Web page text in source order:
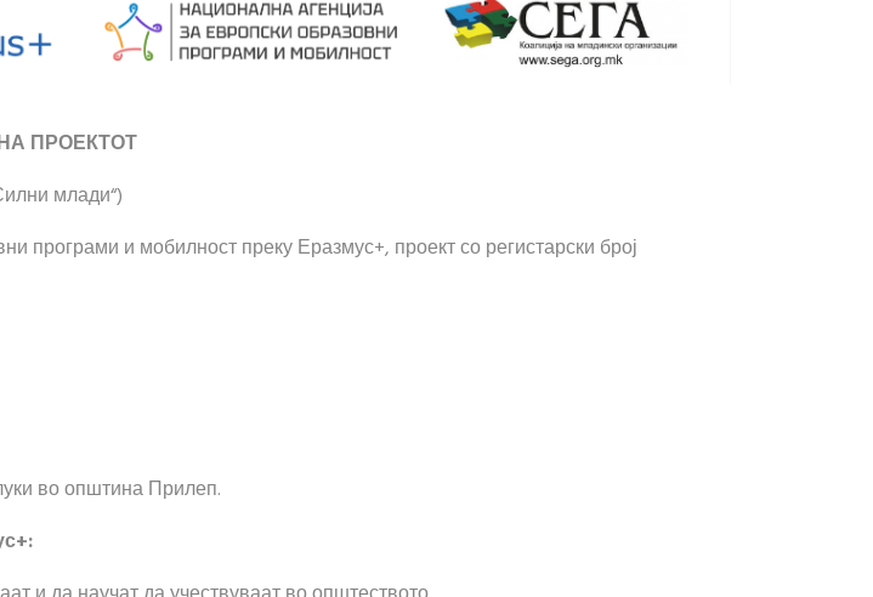
ПРОЕКТОТ
млади“)
програми и мобилност преку Еразмус+, проект со регистарски број
во општина Прилеп.